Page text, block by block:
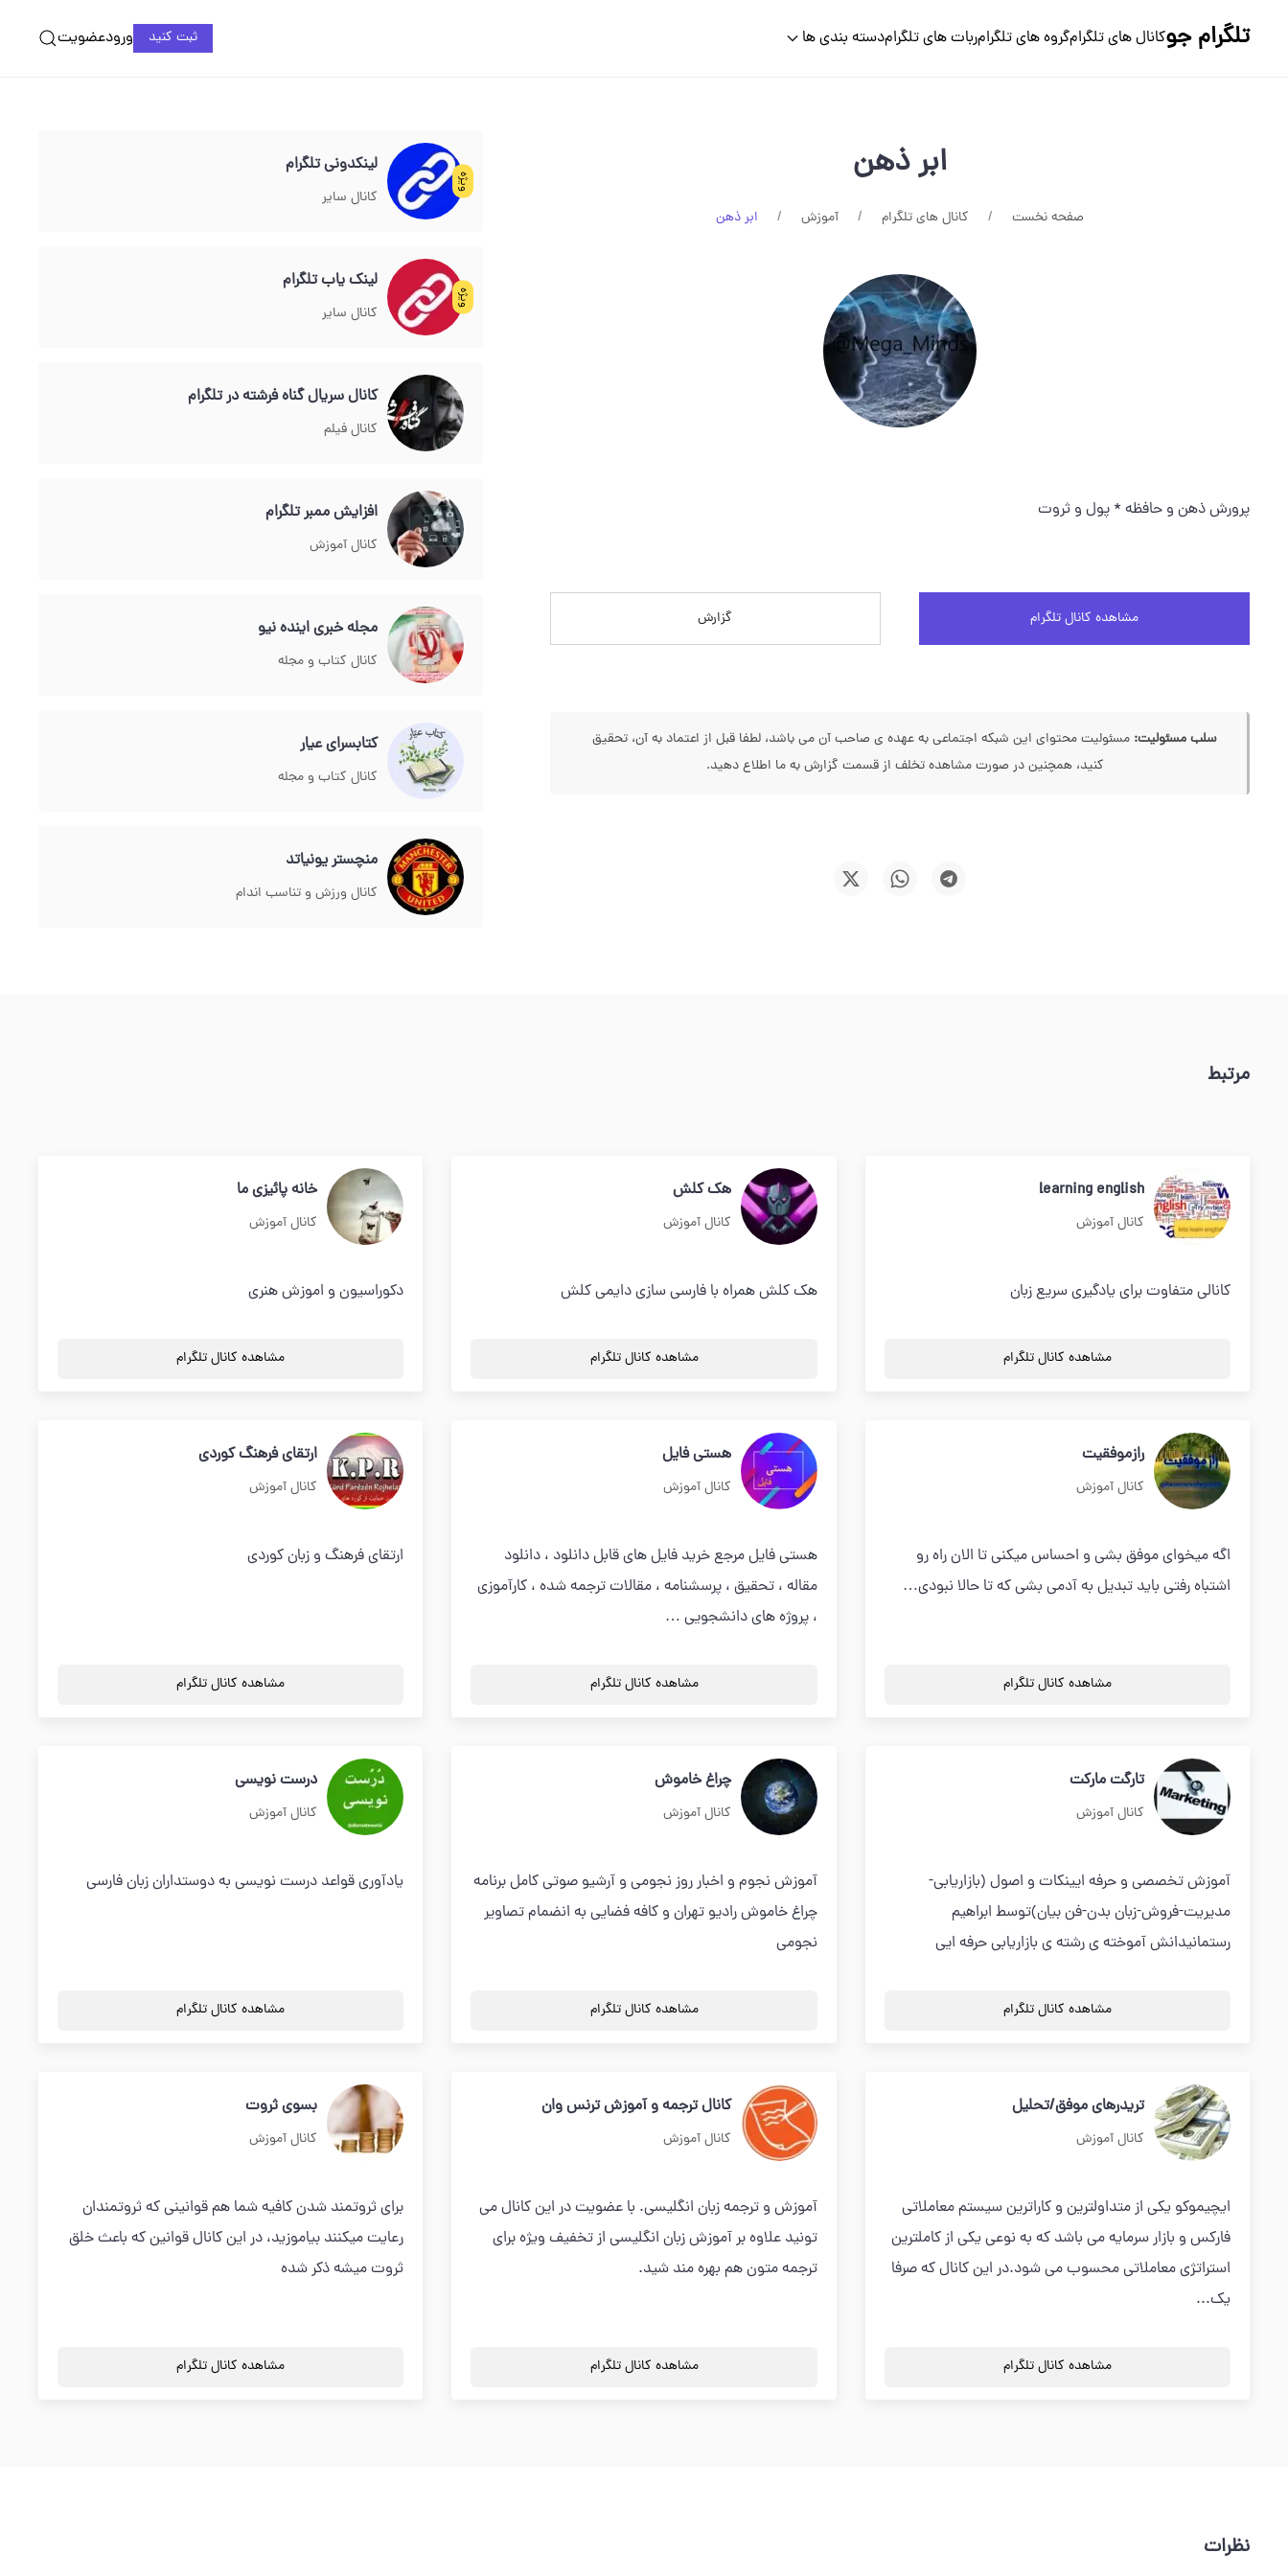
تلگرام جوکانال های تلگرامگروه های تلگرامربات های تلگرامدسته بندی ها ثبت کنید ورودعضویت
ابر ذهن
صفحه نخست کانال های تلگرام آموزش ابر ذهن
پرورش ذهن و حافظه * پول و ثروت
مشاهده کانال تلگرام گزارش
سلب مسئولیت: مسئولیت محتوای این شبکه اجتماعی به عهده ی صاحب آن می باشد، لطفا قبل از اعتماد به آن، تحقیق
کنید، همچنین در صورت مشاهده تخلف از قسمت گزارش به ما اطلاع دهید.
ویژه
لینکدونی تلگرام
کانال سایر
ویژه
لینک یاب تلگرام
کانال سایر
کانال سریال گناه فرشته در تلگرام
کانال فیلم
افزايش ممبر تلگرام
کانال آموزش
مجله خبری اینده نیو
کانال کتاب و مجله
کتابسرای عیار
کانال کتاب و مجله
منچستر یونیاتد
کانال ورزش و تناسب اندام
مرتبط
learning english
کانال آموزش
کانالی متفاوت برای یادگیری سریع زبان
مشاهده کانال تلگرام
هک کلش
کانال آموزش
هک کلش همراه با فارسی سازی دایمی کلش
مشاهده کانال تلگرام
خانه پائیزی ما
کانال آموزش
دکوراسیون و اموزش هنری
مشاهده کانال تلگرام
رازموفقیت
کانال آموزش
اگه میخوای موفق بشی و احساس میکنی تا الان راه رو
اشتباه رفتی باید تبدیل به آدمی بشی که تا حالا نبودی…
مشاهده کانال تلگرام
هستی فایل
کانال آموزش
هستی فایل مرجع خرید فایل های قابل دانلود ، دانلود
مقاله ، تحقیق ، پرسشنامه ، مقالات ترجمه شده ، کارآموزی
، پروژه های دانشجویی …
مشاهده کانال تلگرام
ارتقای فرهنگ کوردی
کانال آموزش
ارتقای فرهنگ و زبان کوردی
مشاهده کانال تلگرام
تارگت مارکت
کانال آموزش
آموزش تخصصی و حرفه ایینکات و اصول (بازاریابی-
مدیریت-فروش-زبان بدن-فن بیان)توسط ابراهیم
رستمانیدانش آموخته ی رشته ی بازاریابی حرفه ایی
مشاهده کانال تلگرام
چراغ خاموش
کانال آموزش
آموزش نجوم و اخبار روز نجومی و آرشیو صوتی کامل برنامه
چراغ خاموش رادیو تهران و کافه فضایی به انضمام تصاویر
نجومی
مشاهده کانال تلگرام
درست نویسی
کانال آموزش
یادآوری قواعد درست نویسی به دوستداران زبان فارسی
مشاهده کانال تلگرام
تریدرهای موفق/تحلیل
کانال آموزش
ایچیموکو یکی از متداولترین و کاراترین سیستم معاملاتی
فارکس و بازار سرمایه می باشد که به نوعی یکی از کاملترین
استراتژی معاملاتی محسوب می شود.در این کانال که صرفا
یک...
مشاهده کانال تلگرام
کانال ترجمه و آموزش ترنس وان
کانال آموزش
آموزش و ترجمه زبان انگلیسی. با عضویت در این کانال می
تونید علاوه بر آموزش زبان انگلیسی از تخفیف ویژه برای
ترجمه متون هم بهره مند شید.
مشاهده کانال تلگرام
بسوی ثروت
کانال آموزش
برای ثروتمند شدن کافیه شما هم قوانینی که ثروتمندان
رعایت میکنند بیاموزید، در این کانال قوانین که باعث خلق
ثروت میشه ذکر شده
مشاهده کانال تلگرام
نظرات